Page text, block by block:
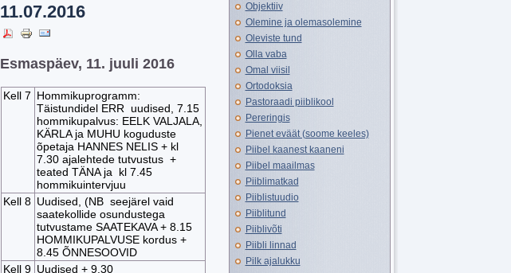
11.07.2016
Esmaspäev, 11. juuli 2016
Kell 7 Hommikuprogramm:
Täistundidel ERR uudised, 7.15
hommikupalvus: EELK VALJALA,
KÄRLA ja MUHU koguduste
õpetaja HANNES NELIS + kl
7.30 ajalehtede tutvustus +
teated TÄNA ja kl 7.45
hommikuintervjuu
Kell 8 Uudised, (NB seejärel vaid
saatekollide osundustega
tutvustame SAATEKAVA + 8.15
HOMMIKUPALVUSE kordus +
8.45 ÕNNESOOVID
Kell 9 Uudised + 9.30
Objektiiv
Olemine ja olemasolemine
Oleviste tund
Olla vaba
Omal viisil
Ortodoksia
Pastoraadi piiblikool
Pereringis
Pienet eväät (soome keeles)
Piibel kaanest kaaneni
Piibel maailmas
Piiblimatkad
Piiblistuudio
Piiblitund
Piiblivõti
Piibli linnad
Pilk ajalukku